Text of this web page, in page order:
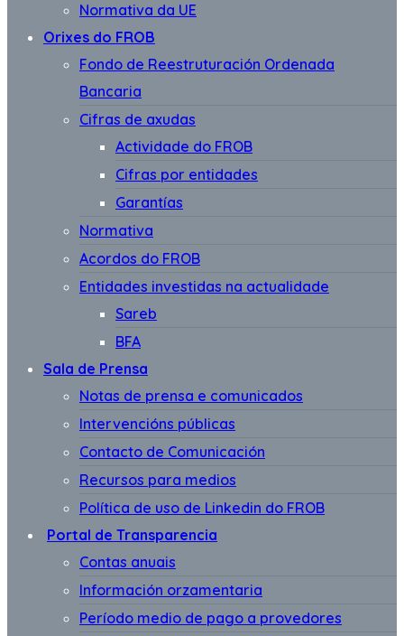
Normativa da UE
Orixes do FROB
Fondo de Reestruturación Ordenada
Bancaria
Cifras de axudas
Actividade do FROB
Cifras por entidades
Garantías
Normativa
Acordos do FROB
Entidades investidas na actualidade
Sareb
BFA
Sala de Prensa
Notas de prensa e comunicados
Intervencións públicas
Contacto de Comunicación
Recursos para medios
Política de uso de Linkedin do FROB
Portal de Transparencia
Contas anuais
Información orzamentaria
Período medio de pago a provedores